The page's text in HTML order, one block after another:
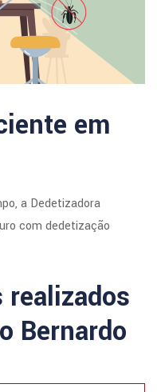
em
a Dedetizadora
com dedetização
realizados
Bernardo